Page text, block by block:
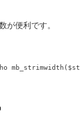
が便利です。
$str = "Apple"; 	echo